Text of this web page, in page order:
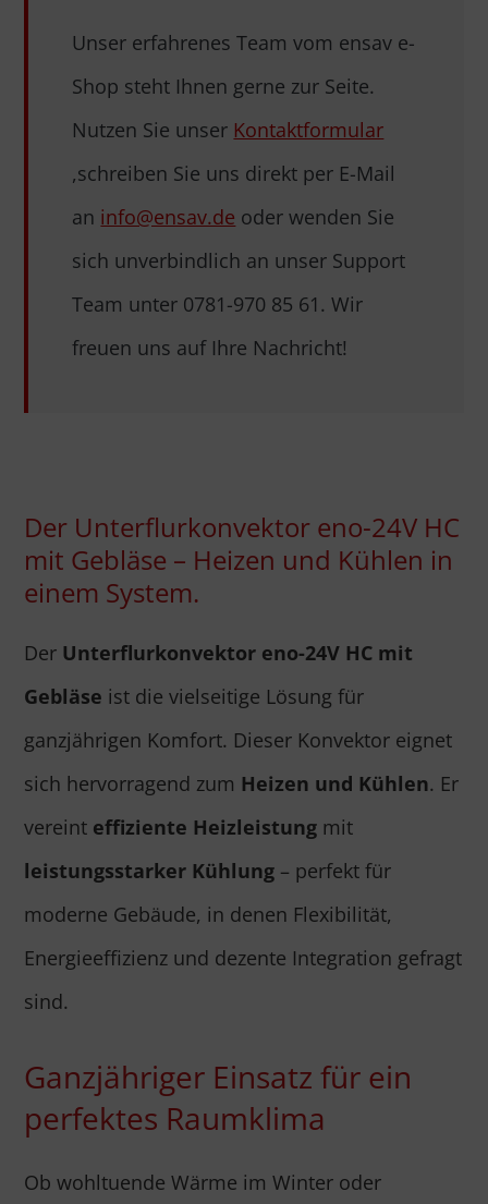
Unser erfahrenes Team vom ensav e-
Shop steht Ihnen gerne zur Seite.
Nutzen Sie unser Kontaktformular
,schreiben Sie uns direkt per E-Mail
an info@ensav.de oder wenden Sie
sich unverbindlich an unser Support
Team unter 0781-970 85 61. Wir
freuen uns auf Ihre Nachricht!
Der Unterflurkonvektor eno-24V HC
mit Gebläse – Heizen und Kühlen in
einem System.
Der Unterflurkonvektor eno-24V HC mit
Gebläse ist die vielseitige Lösung für
ganzjährigen Komfort. Dieser Konvektor eignet
sich hervorragend zum Heizen und Kühlen. Er
vereint effiziente Heizleistung mit
leistungsstarker Kühlung – perfekt für
moderne Gebäude, in denen Flexibilität,
Energieeffizienz und dezente Integration gefragt
sind.
Ganzjähriger Einsatz für ein
perfektes Raumklima
Ob wohltuende Wärme im Winter oder